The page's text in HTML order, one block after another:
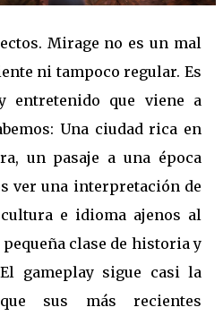
Mirage no es un mal
ni tampoco regular. Es
entretenido que viene a
Una ciudad rica en
un pasaje a una época
ver una interpretación de
e idioma ajenos al
clase de historia y
gameplay sigue casi la
sus más recientes